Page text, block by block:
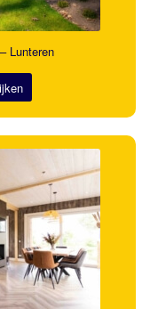
Lunteren